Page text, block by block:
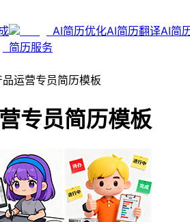
AI简历优化AI简历翻译AI简
简历服务
品运营专员简历模板
专员简历模板